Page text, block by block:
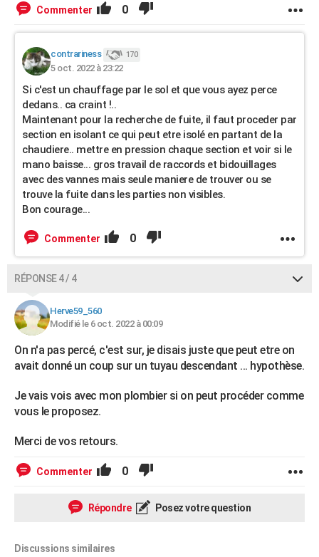
Commenter 0
contrariness 170
5 oct. 2022 à 23:22
Si c'est un chauffage par le sol et que vous ayez perce
dedans.. ca craint !..
Maintenant pour la recherche de fuite, il faut proceder par
section en isolant ce qui peut etre isolé en partant de la
chaudiere.. mettre en pression chaque section et voir si le
mano baisse... gros travail de raccords et bidouillages
avec des vannes mais seule maniere de trouver ou se
trouve la fuite dans les parties non visibles.
Bon courage...
Commenter 0
RÉPONSE 4 / 4
Herve59_560
Modifié le 6 oct. 2022 à 00:09
On n'a pas percé, c'est sur, je disais juste que peut etre on
avait donné un coup sur un tuyau descendant ... hypothèse.
Je vais vois avec mon plombier si on peut procéder comme
vous le proposez.
Merci de vos retours.
Commenter 0
Répondre Posez votre question
Discussions similaires